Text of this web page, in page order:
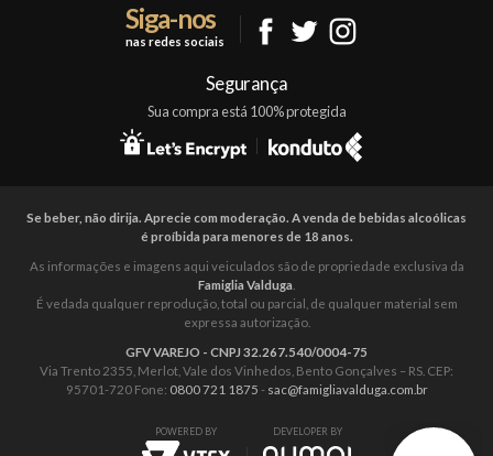
Siga-nos
nas redes sociais
Segurança
Sua compra está 100% protegida
Se beber, não dirija. Aprecie com moderação. A venda de bebidas alcoólicas
é proíbida para menores de 18 anos.
As informações e imagens aqui veiculados são de propriedade exclusiva da
Famiglia Valduga
É vedada qualquer reprodução, total ou parcial, de qualquer material sem
expressa autorização.
GFV VAREJO - CNPJ 32.267.540/0004-75
Via Trento 2355, Merlot, Vale dos Vinhedos, Bento Gonçalves – RS. CEP:
95701-720 Fone: 0800 721 1875 - sac@famigliavalduga.com.br
POWERED BY DEVELOPER BY